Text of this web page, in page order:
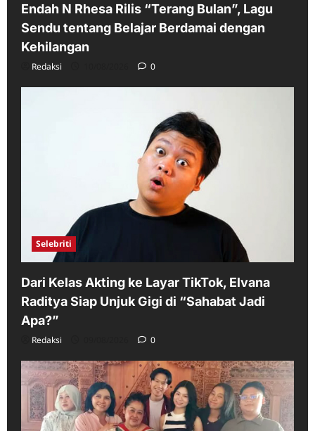
Endah N Rhesa Rilis “Terang Bulan”, Lagu
Sendu tentang Belajar Berdamai dengan
Kehilangan
Redaksi 0
Selebriti
Dari Kelas Akting ke Layar TikTok, Elvana
Raditya Siap Unjuk Gigi di “Sahabat Jadi
Apa?”
Redaksi 0